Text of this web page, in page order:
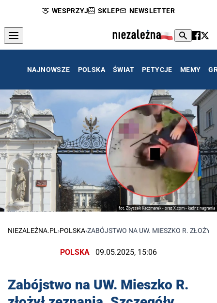
WESPRZYJ SKLEP NEWSLETTER
NAJNOWSZE POLSKA ŚWIAT PETYCJE MEMY
fot. Zbyszek Kaczmarek - oraz X.com - kadr z nagrania
Morderstwo na UW
NIEZALEŻNA.PL ›POLSKA›ZABÓJSTWO NA UW. MIESZKO R.
POLSKA 09.05.2025, 15:06
Zabójstwo na UW. Mieszko R.